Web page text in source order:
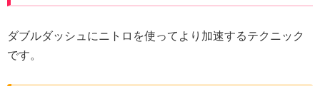
ダブルダッシュにニトロを使ってより加速するテクニック
です。